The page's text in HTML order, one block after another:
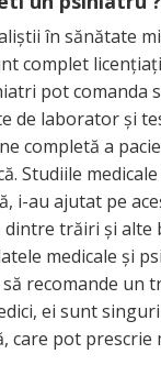
în sănătate
complet
pot comanda
de laborator şi
completă a
Studiile
i-au ajutat pe
trăiri şi alte
medicale şi
recomande un
ei sunt
care pot prescrie